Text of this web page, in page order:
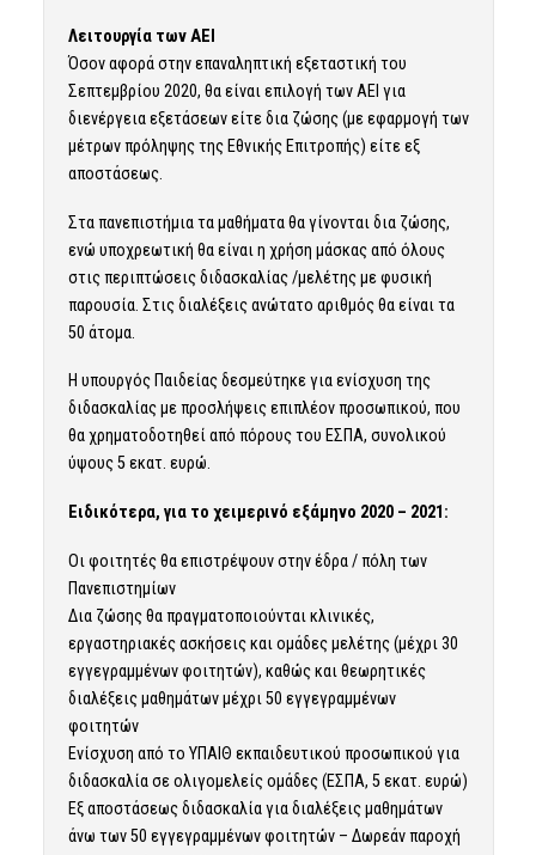
Λειτουργία των ΑΕΙ
Όσον αφορά στην επαναληπτική εξεταστική του
Σεπτεμβρίου 2020, θα είναι επιλογή των ΑΕΙ για
διενέργεια εξετάσεων είτε δια ζώσης (με εφαρμογή των
μέτρων πρόληψης της Εθνικής Επιτροπής) είτε εξ
αποστάσεως.
Στα πανεπιστήμια τα μαθήματα θα γίνονται δια ζώσης,
ενώ υποχρεωτική θα είναι η χρήση μάσκας από όλους
στις περιπτώσεις διδασκαλίας /μελέτης με φυσική
παρουσία. Στις διαλέξεις ανώτατο αριθμός θα είναι τα
50 άτομα.
Η υπουργός Παιδείας δεσμεύτηκε για ενίσχυση της
διδασκαλίας με προσλήψεις επιπλέον προσωπικού, που
θα χρηματοδοτηθεί από πόρους του ΕΣΠΑ, συνολικού
ύψους 5 εκατ. ευρώ.
Ειδικότερα, για το χειμερινό εξάμηνο 2020 – 2021:
Οι φοιτητές θα επιστρέψουν στην έδρα / πόλη των
Πανεπιστημίων
Δια ζώσης θα πραγματοποιούνται κλινικές,
εργαστηριακές ασκήσεις και ομάδες μελέτης (μέχρι 30
εγγεγραμμένων φοιτητών), καθώς και θεωρητικές
διαλέξεις μαθημάτων μέχρι 50 εγγεγραμμένων
φοιτητών
Ενίσχυση από το ΥΠΑΙΘ εκπαιδευτικού προσωπικού για
διδασκαλία σε ολιγομελείς ομάδες (ΕΣΠΑ, 5 εκατ. ευρώ)
Εξ αποστάσεως διδασκαλία για διαλέξεις μαθημάτων
άνω των 50 εγγεγραμμένων φοιτητών – Δωρεάν παροχή